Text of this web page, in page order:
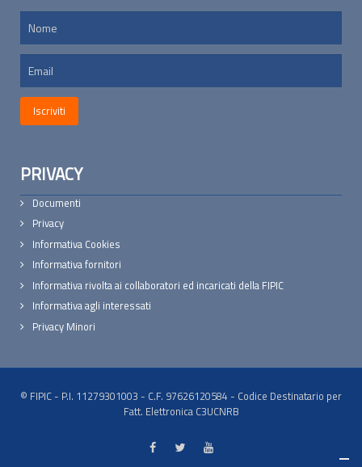
PRIVACY
Documenti
Privacy
Informativa Cookies
Informativa fornitori
Informativa rivolta ai collaboratori ed incaricati della FIPIC
Informativa agli interessati
Privacy Minori
© FIPIC - P.I. 11279301003 - C.F. 97626120584 - Codice Destinatario per
Fatt. Elettronica C3UCNRB